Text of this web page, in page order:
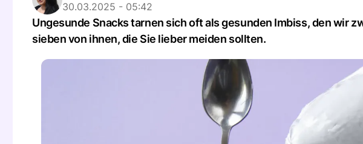
30.03.2025 - 05:42
Ungesunde Snacks tarnen sich oft als gesunden Imbiss, den wir
sieben von ihnen, die Sie lieber meiden sollten.